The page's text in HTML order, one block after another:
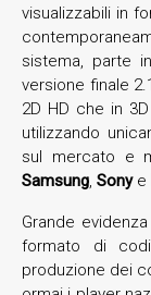
visualizzabili in
sistema, parte
versione finale
2D HD che in
utilizzando
sul mercato e
Samsung, Sonye
Grande
formato di
produzione dei